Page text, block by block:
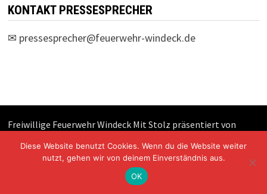
KONTAKT PRESSESPRECHER
✉ pressesprecher@feuerwehr-windeck.de
Freiwillige Feuerwehr Windeck Mit Stolz präsentiert von
Diese Website benutzt Cookies. Wenn du die Website weiter
nutzt, gehen wir von deinem Einverständnis aus.
OK